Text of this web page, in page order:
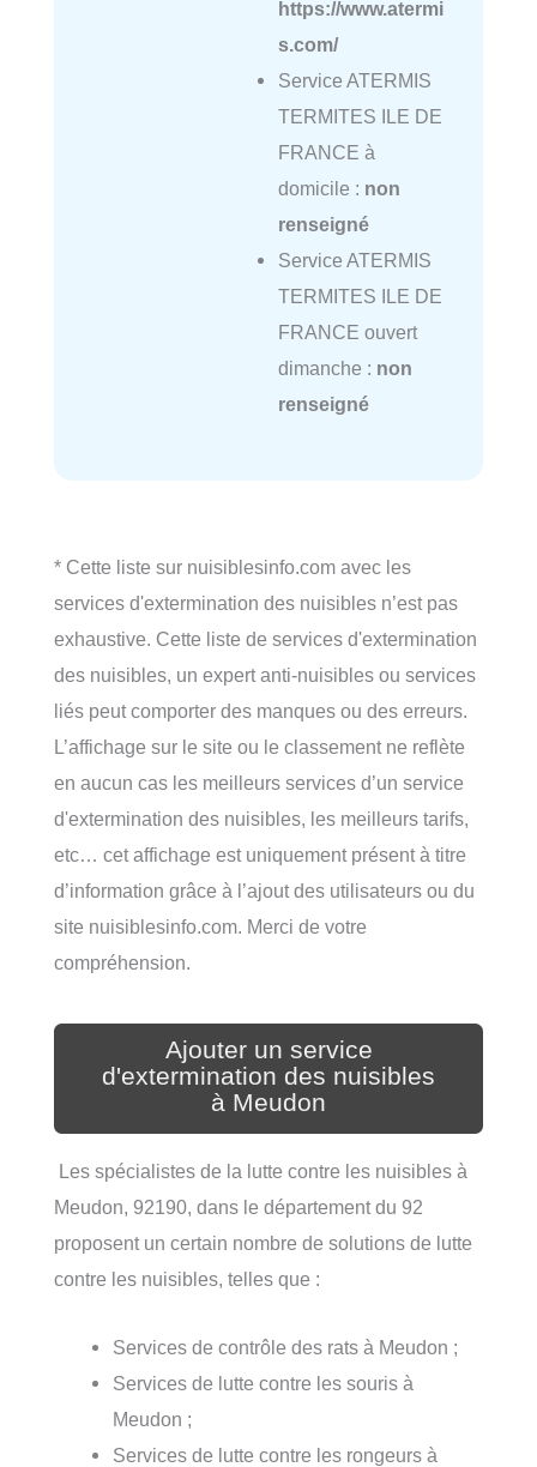
https://www.atermi
s.com/
Service ATERMIS
TERMITES ILE DE
FRANCE à
domicile : non
renseigné
Service ATERMIS
TERMITES ILE DE
FRANCE ouvert
dimanche : non
renseigné
* Cette liste sur nuisiblesinfo.com avec les
services d'extermination des nuisibles n’est pas
exhaustive. Cette liste de services d'extermination
des nuisibles, un expert anti-nuisibles ou services
liés peut comporter des manques ou des erreurs.
L’affichage sur le site ou le classement ne reflète
en aucun cas les meilleurs services d’un service
d'extermination des nuisibles, les meilleurs tarifs,
etc… cet affichage est uniquement présent à titre
d’information grâce à l’ajout des utilisateurs ou du
site nuisiblesinfo.com. Merci de votre
compréhension.
Ajouter un service
d'extermination des nuisibles
à Meudon
Les spécialistes de la lutte contre les nuisibles à
Meudon, 92190, dans le département du 92
proposent un certain nombre de solutions de lutte
contre les nuisibles, telles que :
Services de contrôle des rats à Meudon ;
Services de lutte contre les souris à
Meudon ;
Services de lutte contre les rongeurs à